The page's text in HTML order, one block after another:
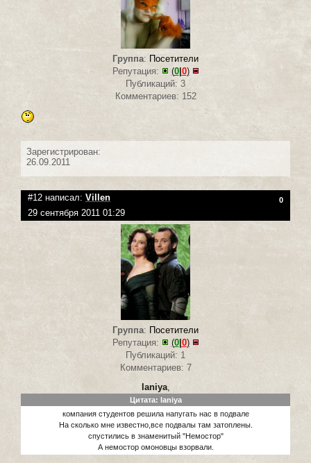
Группа: Посетители
Репутация:
(0|0)
Публикаций: 3
Комментариев: 152
Зарегистрирован:
26.09.2011
#12 написал: Villen 0
29 сентября 2011 01:29
Группа: Посетители
Репутация:
(0| 0)
Публикаций: 1
Комментариев: 7
laniya,
Цитата: laniya
компания студентов решила напугать нас в подвале
На сколько мне известно,все подвалы там затоплены.
спустились в знаменитый "Немостор"
А немостор омоновцы взорвали.